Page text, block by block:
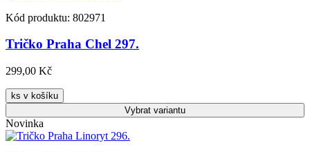
Kód produktu: 802971
Tričko Praha Chel 297.
299,00 Kč
ks v košíku
Vybrat variantu
Novinka